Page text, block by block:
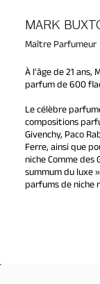
MARK
À l'âge de 21 ans,
parfum de 600
Le célèbre
compositions
Givenchy, Paco
Ferre, ainsi que
niche Comme des
summum du luxe
parfums de niche
Maître Parfumeur